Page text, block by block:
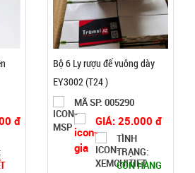
hành:
Bóng đèn
đ
Bộ 6 Ly rượu đế vuông dày
EY3002 (T24 )
MÃ SP: 005290
GIÁ: 25.000 đ
TÌNH
TRẠNG:
CÒN HÀNG